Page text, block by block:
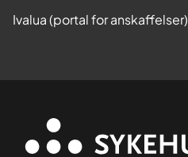
Ivalua (portal for anskaffelser)